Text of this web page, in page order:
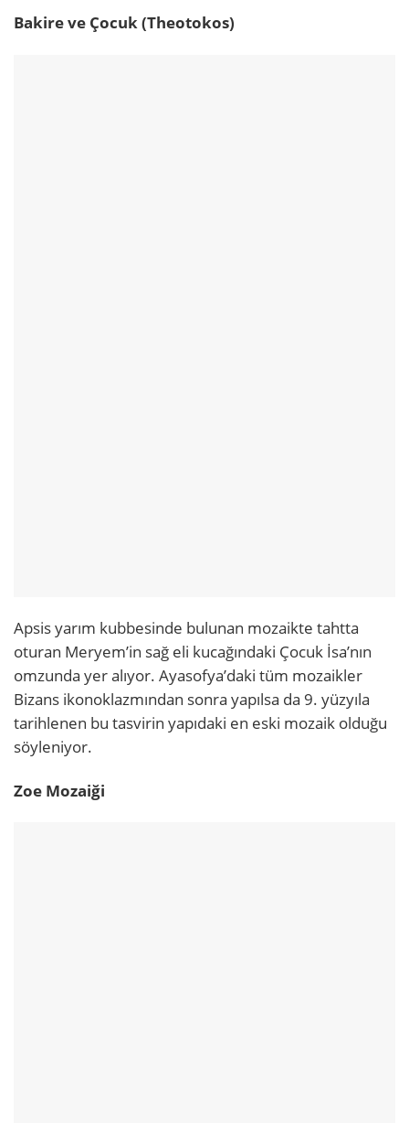
Bakire ve Çocuk (Theotokos)
Apsis yarım kubbesinde bulunan mozaikte tahtta
oturan Meryem’in sağ eli kucağındaki Çocuk İsa’nın
omzunda yer alıyor. Ayasofya’daki tüm mozaikler
Bizans ikonoklazmından sonra yapılsa da 9. yüzyıla
tarihlenen bu tasvirin yapıdaki en eski mozaik olduğu
söyleniyor.
Zoe Mozaiği